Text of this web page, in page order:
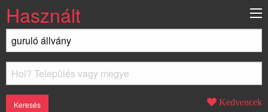
Használt
Kedvencek